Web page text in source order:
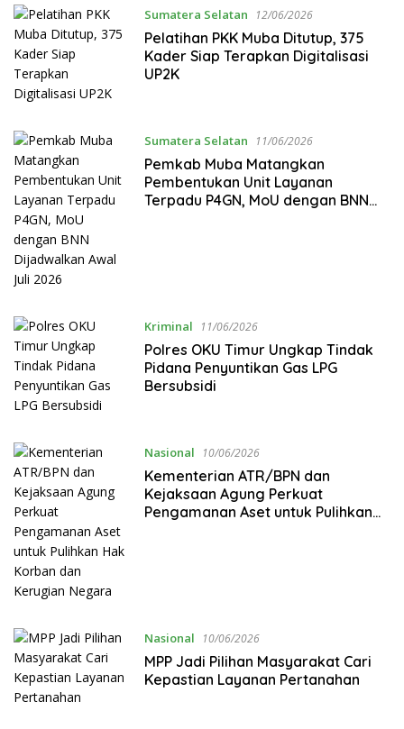
Sumatera Selatan 12/06/2026
Pelatihan PKK Muba Ditutup, 375
Kader Siap Terapkan Digitalisasi
UP2K
Sumatera Selatan 11/06/2026
Pemkab Muba Matangkan
Pembentukan Unit Layanan
Terpadu P4GN, MoU dengan BNN
Kriminal 11/06/2026
Polres OKU Timur Ungkap Tindak
Pidana Penyuntikan Gas LPG
Bersubsidi
Nasional 10/06/2026
Kementerian ATR/BPN dan
Kejaksaan Agung Perkuat
Pengamanan Aset untuk Pulihkan
Nasional 10/06/2026
MPP Jadi Pilihan Masyarakat Cari
Kepastian Layanan Pertanahan